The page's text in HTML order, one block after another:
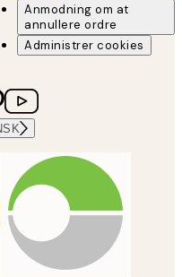
Anmodning om at
annullere ordre
Administrer cookies